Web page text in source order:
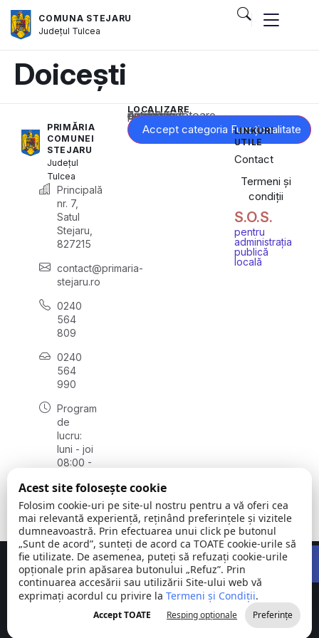
COMUNA STEJARU
Județul Tulcea
Doicești
PRIMĂRIA
COMUNEI
STEJARU
Județul
Tulcea
Principală
nr. 7,
Satul
Stejaru,
827215
contact@primaria-
stejaru.ro
0240
564
809
0240
564
990
Program
de
lucru:
luni - joi
08:00 -
vineri
08:00 -
14:00
LOCALIZARE
Acest conținut este blocat până când acceptați categoria corespunzătoare de cookie-uri.
Accept categoria Funcționalitate
LINKURI
UTILE
Contact
Termeni și
condiții
S.O.S.
pentru
administrația
publică
locală
Comuna
Stejaru |
județul Tulcea
©
2026
Toate
drepturile
rezervate
Concept realizat deBig Media Relații Publice SRL
Acest site folosește cookie
Folosim cookie-uri pe site-ul nostru pentru a vă oferi cea
mai relevantă experiență, reținând preferințele și vizitele
dumneavoastră. Prin efectuarea unui click pe butonul
„Sunt de acord”, sunteți de acord ca TOATE cookie-urile să
fie utilizate. De asemenea, puteți să refuzați cookie-urile
opționale prin apăsarea butonului „Refuz”. Prin
continuarea accesării sau utilizării Site-ului web vă
exprimați acordul cu privire la Termeni și Condiții.
Accept TOATE Resping opționale Preferințe